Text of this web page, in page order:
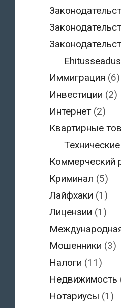
Иммиграция (6)
Инвестиции (2)
Интернет (2)
Квартирные
Коммерческий
Криминал (5)
Лайфхаки (1)
Лицензии (1)
Мошенники (3)
Налоги (11)
Недвижимость
Нотариусы (1)